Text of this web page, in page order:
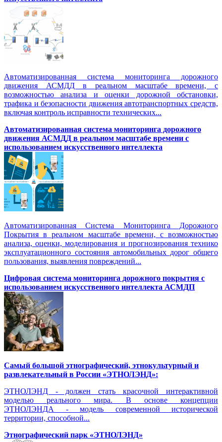
Автоматизированная система мониторинга дорожного
движения АСМДД в реальном масштабе времени, с
возможностью анализа и оценки дорожной обстановки,
трафика и безопасности движения автотранспортных средств,
включая контроль исправности технических...
Автоматизированная cистема мониторинга дорожного
движения АСМДД в реальном масштабе времени с
использованием искусственного интеллекта
Автоматизированная Система Мониторинга Дорожного
Покрытия в реальном масштабе времени, с возможностью
анализа, оценки, моделирования и прогнозирования технико
эксплуатационного состояния автомобильных дорог общего
пользования, выявления повреждений...
Цифровая система мониторинга дорожного покрытия с
использованием искусственного интеллекта АСМДП
Самый большой этнографический, этнокультурный и
развлекательный в России «ЭТНОЛЭНД»:
ЭТНОЛЭНД - должен стать красочной интерактивной
моделью реального мира. В основе концепции
ЭТНОЛЭНДА - модель современной исторической
территории, способной...
Этнографический парк «ЭТНОЛЭНД»